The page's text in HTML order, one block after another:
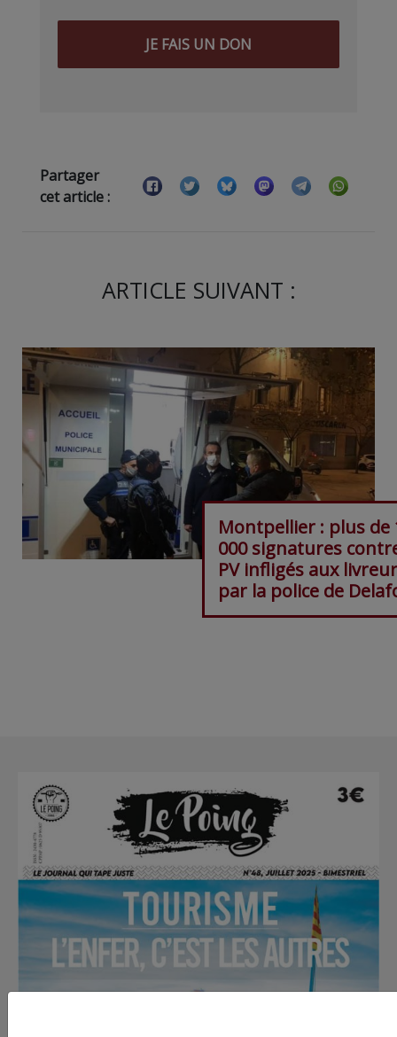
JE FAIS UN DON
Partager
cet article :
ARTICLE SUIVANT :
Montpellier : plus de
000 signatures
PV infligés aux
par la police de